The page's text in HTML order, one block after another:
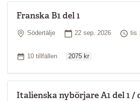
Franska B1 del 1
Plats
Södertälje Startdatum
22 sep. 2026 Tid
tis
Antal tillfällen
10 tillfällen 2075 kr
Italienska nybörjare A1 del 1 /